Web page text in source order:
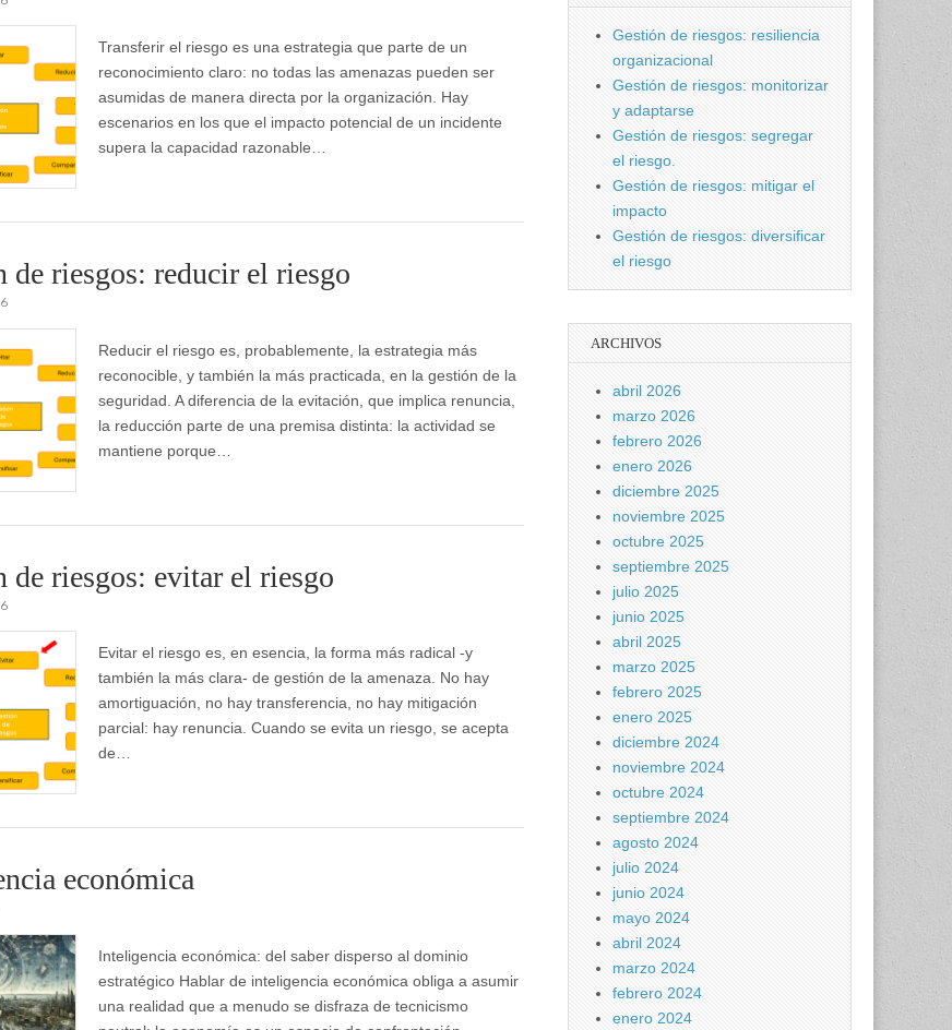
Transferir el riesgo es una estrategia que parte de un
reconocimiento claro: no todas las amenazas pueden ser
asumidas de manera directa por la organización. Hay
escenarios en los que el impacto potencial de un incidente
supera la capacidad razonable…
de riesgos: reducir el riesgo
Reducir el riesgo es, probablemente, la estrategia más
reconocible, y también la más practicada, en la gestión de la
seguridad. A diferencia de la evitación, que implica renuncia,
la reducción parte de una premisa distinta: la actividad se
mantiene porque…
de riesgos: evitar el riesgo
Evitar el riesgo es, en esencia, la forma más radical -y
también la más clara- de gestión de la amenaza. No hay
amortiguación, no hay transferencia, no hay mitigación
parcial: hay renuncia. Cuando se evita un riesgo, se acepta
de…
económica
Inteligencia económica: del saber disperso al dominio
estratégico Hablar de inteligencia económica obliga a asumir
una realidad que a menudo se disfraza de tecnicismo
Gestión de riesgos: resiliencia
organizacional
Gestión de riesgos: monitorizar
y adaptarse
Gestión de riesgos: segregar
el riesgo.
Gestión de riesgos: mitigar el
impacto
Gestión de riesgos: diversificar
el riesgo
ARCHIVOS
abril 2026
marzo 2026
febrero 2026
enero 2026
diciembre 2025
noviembre 2025
octubre 2025
septiembre 2025
julio 2025
junio 2025
abril 2025
marzo 2025
febrero 2025
enero 2025
diciembre 2024
noviembre 2024
octubre 2024
septiembre 2024
agosto 2024
julio 2024
junio 2024
mayo 2024
abril 2024
marzo 2024
febrero 2024
enero 2024